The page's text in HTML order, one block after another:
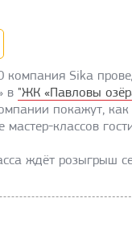
компания Sika
в "ЖК «Павловы
покажут,
мастер-классов
ждёт розыгрыш